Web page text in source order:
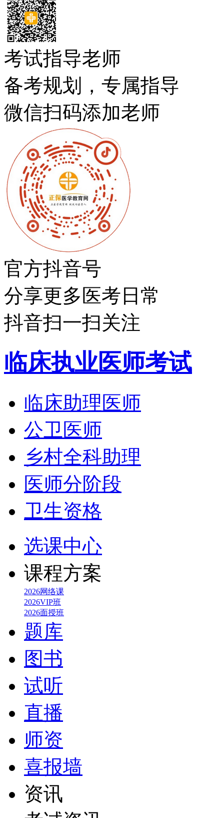
考试指导老师
备考规划，专属指导
微信扫码添加老师
官方抖音号
分享更多医考日常
抖音扫一扫关注
临床执业医师考试
临床助理医师
公卫医师
乡村全科助理
医师分阶段
卫生资格
选课中心
课程方案
2026网络课
2026VIP班
2026面授班
题库
图书
试听
直播
师资
喜报墙
资讯